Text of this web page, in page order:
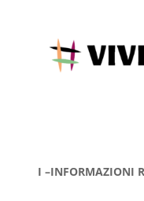
I –INFORMAZIONI